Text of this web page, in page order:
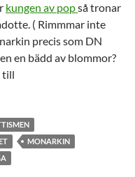
kungen av popså tronar
( Rimmmar inte
precis som DN
en bädd av blommor?
till
MONARKIN